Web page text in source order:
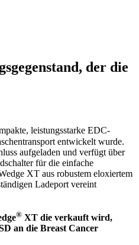
der die
leistungsstarke EDC-
entwickelt wurde.
aufgeladen und verfügt über
für die einfache
XT aus robustem eloxiertem
Ladeport vereint
® XT die verkauft wird,
an die Breast Cancer